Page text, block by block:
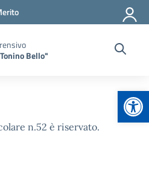
Bello"
n.52 è riservato.